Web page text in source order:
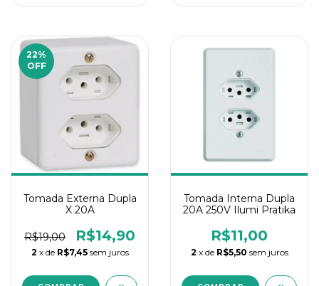
22%
OFF
Tomada Externa Dupla
X 20A
R$19,00 R$14,90
2 x de R$7,45 sem juros
Tomada Interna Dupla
20A 250V Ilumi Pratika
R$11,00
2 x de R$5,50 sem juros